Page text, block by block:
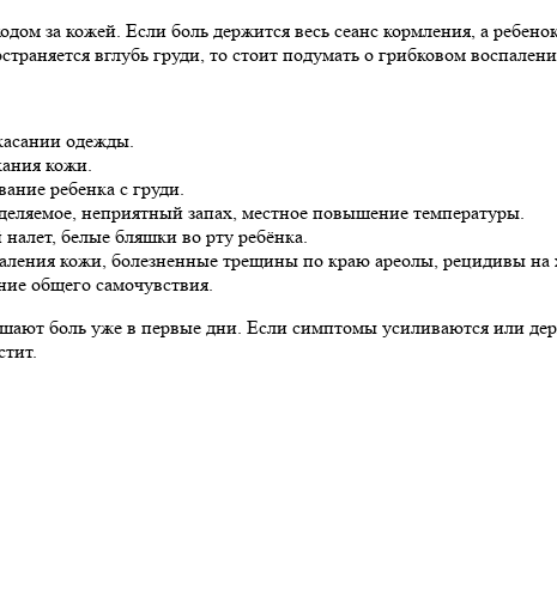
за кожей. Если боль держится весь сеанс кормления, а ребенок
вглубь груди, то стоит подумать о грибковом
одежды.
кожи.
ребенка с груди.
неприятный запах, местное повышение температуры.
белые бляшки во рту ребёнка.
кожи, болезненные трещины по краю ареолы, рецидивы на
общего самочувствия.
боль уже в первые дни. Если симптомы усиливаются или